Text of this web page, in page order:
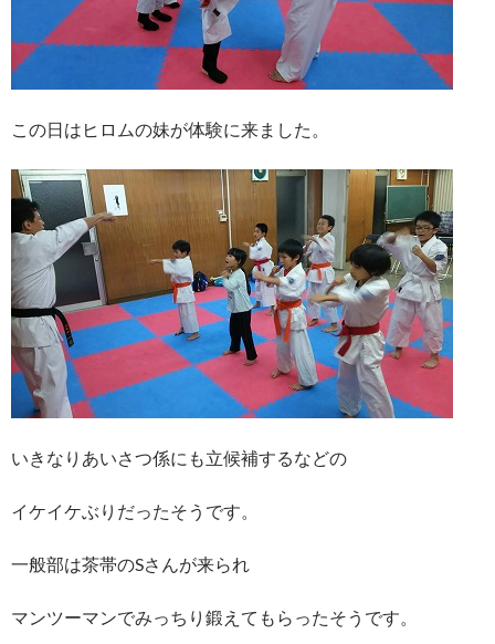
この日はヒロムの妹が体験に来ました。
いきなりあいさつ係にも立候補するなどの
イケイケぶりだったそうです。
一般部は茶帯のSさんが来られ
マンツーマンでみっちり鍛えてもらったそうです。